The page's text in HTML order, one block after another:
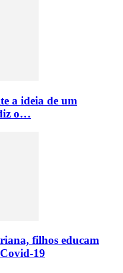
a ideia de um
o…
filhos educam
19